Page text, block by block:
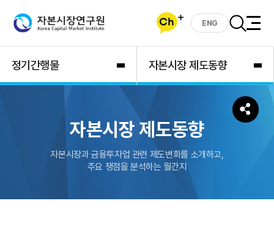
ENG
정기간행물 자본시장 제도동향
자본시장 제도동향
자본시장과 금융투자업 관련 제도변화를 소개하고,
주요 쟁점을 분석하는 월간지